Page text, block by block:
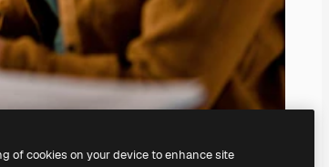
of cookies on your device to enhance site